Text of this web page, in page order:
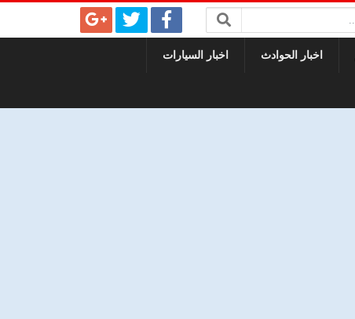
اخبار الحوادث اخبار السيارات